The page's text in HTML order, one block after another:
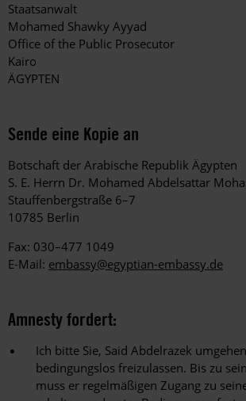
Staatsanwalt
Mohamed Shawky Ayyad
Office of the Public Prosecutor
Kairo
ÄGYPTEN
Sende eine Kopie an
Botschaft der Arabische Republik Ägypten
S. E. Herrn Dr. Mohamed Abdelsattar
Stauffenbergstraße 6–7
10785 Berlin
Fax: 030–477 1049
E-Mail: embassy@egyptian-embassy.de
Amnesty fordert:
Ich bitte Sie, Said Abdelrazek
bedingungslos freizulassen. Bis zu
muss er regelmäßigen Zugang zu